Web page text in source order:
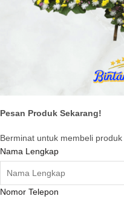
Pesan Produk Sekarang!
Berminat untuk membeli
Nama Lengkap
Nomor Telepon